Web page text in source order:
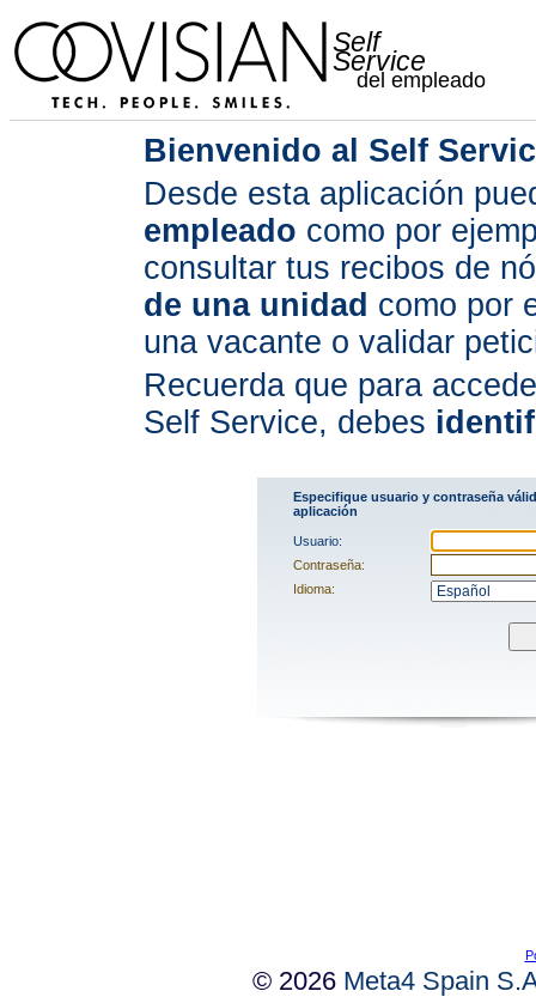
Self
Service
del empleado
Bienvenido al Self
Desde esta aplicación
empleado como por
consultar tus recibos de
de una unidad como por
una vacante o validar
Recuerda que para
Self Service, debes
Especifique usuario y contraseña
aplicación
Usuario:
Contraseña:
Idioma:
© 2026 Meta4 Spain